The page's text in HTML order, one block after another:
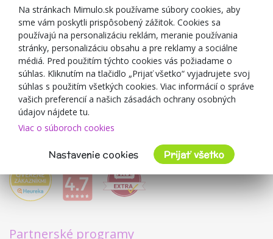
Zľavové kupóny
Blog
O predajcovi
Mimulo.sk
Obchodné podmienky
Ochrana osobných údajov GDPR
Kontakty
Spolupracujeme
Partnerské programy
Na stránkach Mimulo.sk používame súbory cookies, aby
sme vám poskytli prispôsobený zážitok. Cookies sa
používajú na personalizáciu reklám, meranie používania
stránky, personalizáciu obsahu a pre reklamy a sociálne
médiá. Pred použitím týchto cookies vás požiadame o
súhlas. Kliknutím na tlačidlo „Prijať všetko“ vyjadrujete svoj
súhlas s použitím všetkých cookies. Viac informácií o správe
vašich preferencií a našich zásadách ochrany osobných
údajov nájdete tu.
Viac o súboroch cookies
Nastavenie cookies Prijať všetko